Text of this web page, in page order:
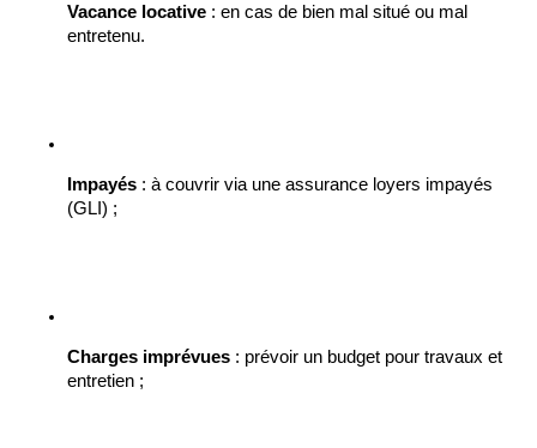
Vacance locative : en cas de bien mal situé ou mal
entretenu.
Impayés : à couvrir via une assurance loyers impayés
(GLI) ;
Charges imprévues : prévoir un budget pour travaux et
entretien ;